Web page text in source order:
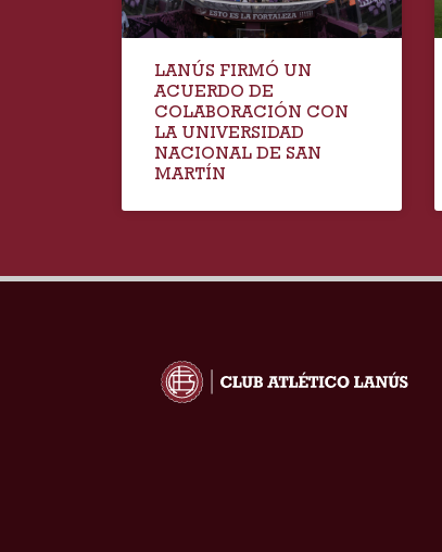
LANÚS FIRMÓ UN
ACUERDO DE
COLABORACIÓN CON
LA UNIVERSIDAD
NACIONAL DE SAN
MARTÍN